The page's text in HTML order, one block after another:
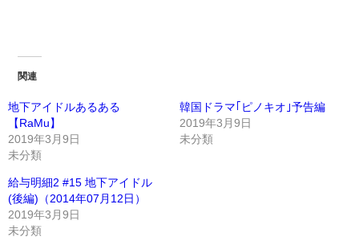
関連
地下アイドルあるある
【RaMu】
2019年3月9日
未分類
韓国ドラマ｢ピノキオ｣予告編
2019年3月9日
未分類
給与明細2 #15 地下アイドル
(後編)（2014年07月12日）
2019年3月9日
未分類